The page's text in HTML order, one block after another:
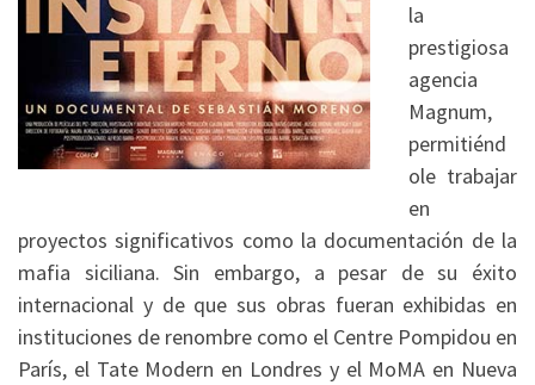
la
prestigiosa
agencia
Magnum,
permitiénd
ole trabajar
en
proyectos significativos como la documentación de la
mafia siciliana. Sin embargo, a pesar de su éxito
internacional y de que sus obras fueran exhibidas en
instituciones de renombre como el Centre Pompidou en
París, el Tate Modern en Londres y el MoMA en Nueva